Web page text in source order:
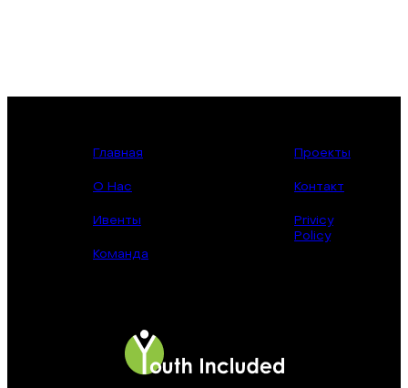
Главная
О Нас
Ивенты
Команда
Проекты
Контакт
Privicy
Policy